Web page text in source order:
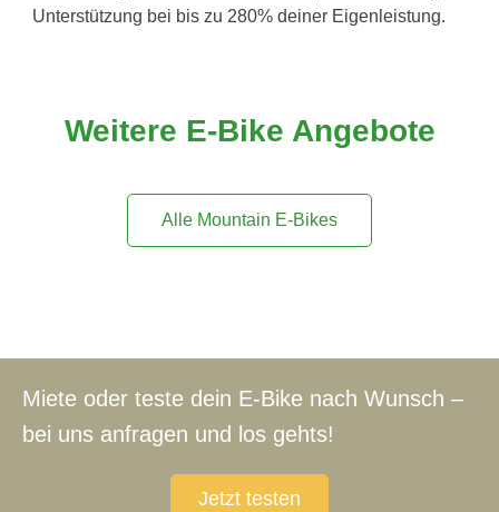
Unterstützung bei bis zu 280% deiner Eigenleistung.
Weitere E-Bike Angebote
Alle Mountain E-Bikes
Miete oder teste dein E-Bike nach Wunsch –
bei uns anfragen und los gehts!
Jetzt testen